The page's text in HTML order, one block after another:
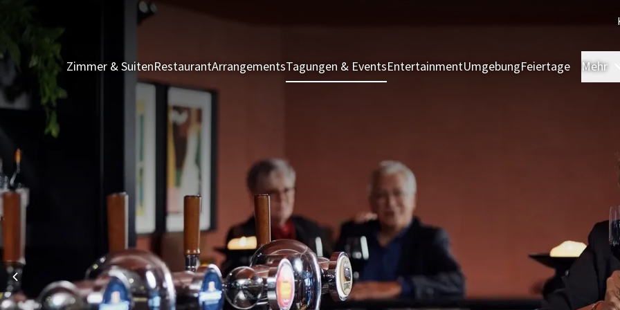
Zimmer & SuitenRestaurantArrangementsTagungen & EventsEntertainmentUmgebungFeiertage Mehr